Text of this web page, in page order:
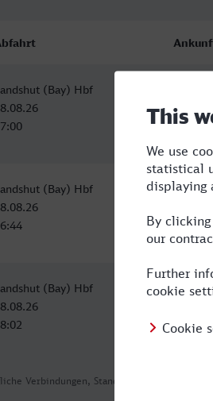
Verbindungen, Stand: 2026-08-04 03:27
(Bay) Hbf
18.08.26
19:07
(Bay) Hbf
Fürth
09:11
(Bay) Hbf
Fürth
20:46